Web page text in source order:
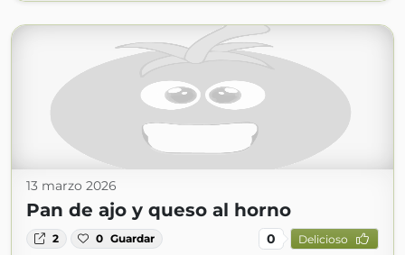
13 marzo 2026
Pan de ajo y queso al horno
2 0 Guardar 0 Delicioso